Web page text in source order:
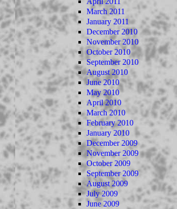
March 2011
January 2011
December 2010
November 2010
October 2010
September 2010
August 2010
June 2010
May 2010
April 2010
March 2010
February 2010
January 2010
December 2009
November 2009
October 2009
September 2009
August 2009
July 2009
June 2009